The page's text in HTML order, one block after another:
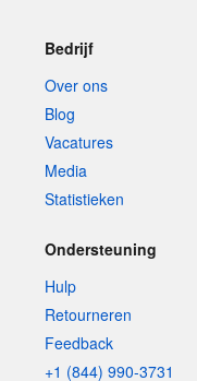
Bedrijf
Over ons
Blog
Vacatures
Media
Statistieken
Ondersteuning
Hulp
Retourneren
Feedback
+1 (844) 990-3731